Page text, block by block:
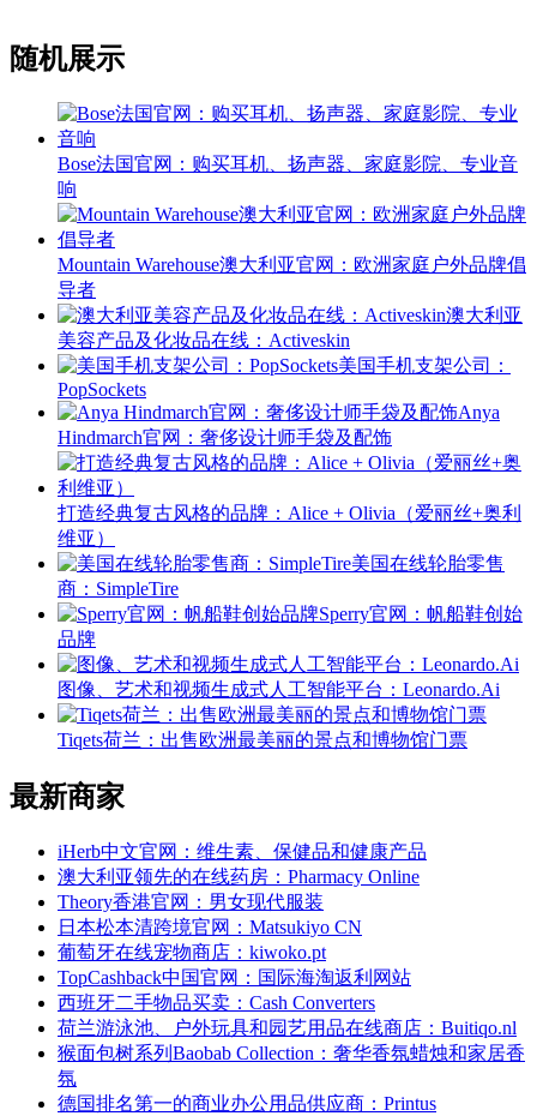
随机展示
Bose法国官网：购买耳机、扬声器、家庭影院、专业音
响
Mountain Warehouse澳大利亚官网：欧洲家庭户外品牌倡
导者
澳大利亚
美容产品及化妆品在线：Activeskin
美国手机支架公司：
PopSockets
Anya
Hindmarch官网：奢侈设计师手袋及配饰
打造经典复古风格的品牌：Alice + Olivia（爱丽丝+奥利
维亚）
美国在线轮胎零售
商：SimpleTire
Sperry官网：帆船鞋创始
品牌
图像、艺术和视频生成式人工智能平台：Leonardo.Ai
Tiqets荷兰：出售欧洲最美丽的景点和博物馆门票
最新商家
iHerb中文官网：维生素、保健品和健康产品
澳大利亚领先的在线药房：Pharmacy Online
Theory香港官网：男女现代服装
日本松本清跨境官网：Matsukiyo CN
葡萄牙在线宠物商店：kiwoko.pt
TopCashback中国官网：国际海淘返利网站
西班牙二手物品买卖：Cash Converters
荷兰游泳池、户外玩具和园艺用品在线商店：Buitiqo.nl
猴面包树系列Baobab Collection：奢华香氛蜡烛和家居香
氛
德国排名第一的商业办公用品供应商：Printus